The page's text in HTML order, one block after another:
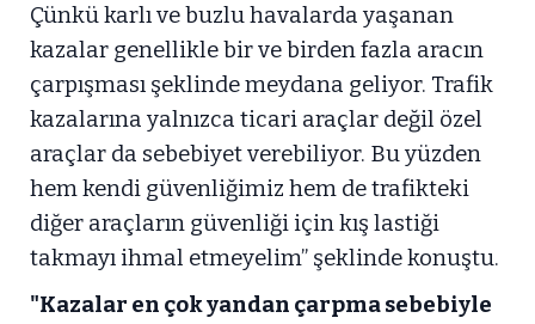
Çünkü karlı ve buzlu havalarda yaşanan
kazalar genellikle bir ve birden fazla aracın
çarpışması şeklinde meydana geliyor. Trafik
kazalarına yalnızca ticari araçlar değil özel
araçlar da sebebiyet verebiliyor. Bu yüzden
hem kendi güvenliğimiz hem de trafikteki
diğer araçların güvenliği için kış lastiği
takmayı ihmal etmeyelim” şeklinde konuştu.
"Kazalar en çok yandan çarpma sebebiyle